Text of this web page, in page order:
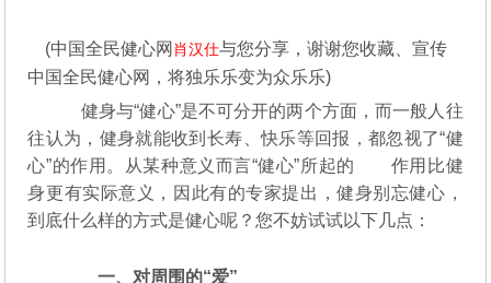
(中国全民健心网 肖汉仕与您分享，谢谢您收藏、宣传
中国全民健心网，将独乐乐变为众乐乐)
健身与“健心”是不可分开的两个方面，而一般人往
往认为，健身就能收到长寿、快乐等回报，都忽视了“健
心”的作用。从某种意义而言“健心”所起的 作用比健
身更有实际意义，因此有的专家提出，健身别忘健心，
到底什么样的方式是健心呢？您不妨试试以下几点：
一、对周围的“爱”